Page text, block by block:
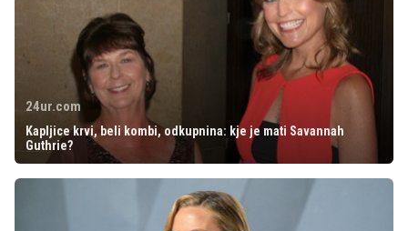
24ur.com
Kapljice krvi, beli kombi, odkupnina: kje je mati Savannah
Guthrie?